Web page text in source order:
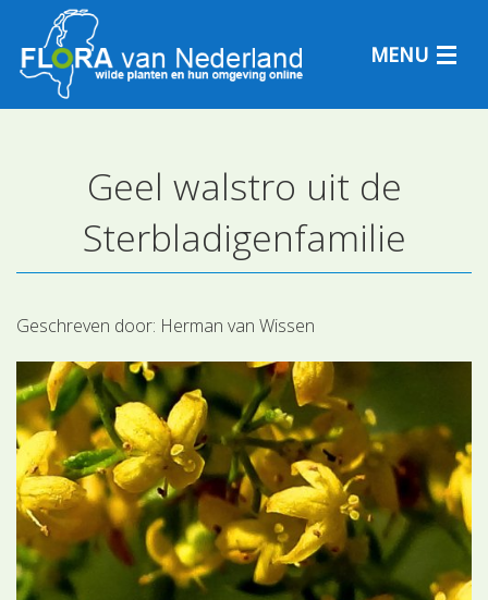
MENU
Plantensoorten
Determineren
Geel walstro uit de
Sterbladigenfamilie
Geschreven door: Herman van Wissen